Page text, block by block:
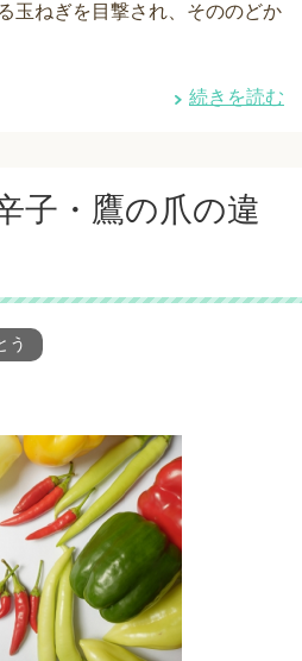
玉ねぎを目撃され、そののどか
続きを読む
子・鷹の爪の違
う